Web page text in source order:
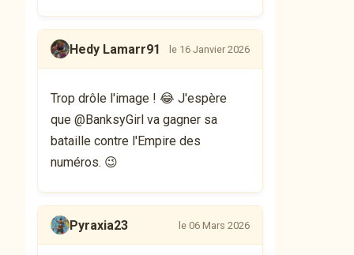
Hedy Lamarr91 le 16 Janvier 2026
Trop drôle l'image ! 😂 J'espère
que @BanksyGirl va gagner sa
bataille contre l'Empire des
numéros. 😉
Pyraxia23 le 06 Mars 2026